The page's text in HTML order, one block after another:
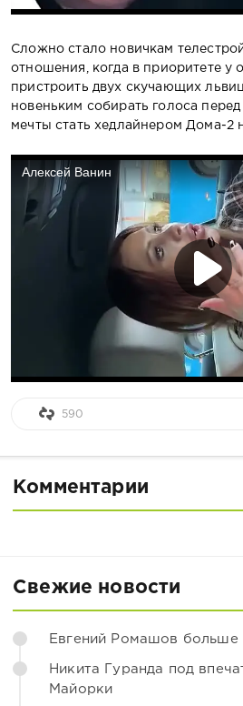
Сложно стало новичкам
отношения, когда в приоритете у
пристроить двух скучающих
новеньким собирать голоса
мечты стать хедлайнером Дома-2
590
Комментарии
Свежие новости
Евгений Ромашов
Никита Гуранда под
Майорки